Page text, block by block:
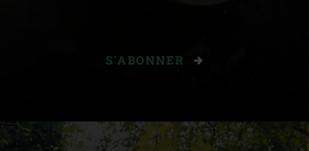
S'ABONNER